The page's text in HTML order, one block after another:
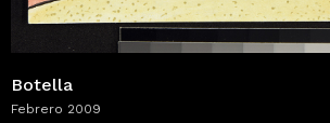
Botella
Febrero 2009